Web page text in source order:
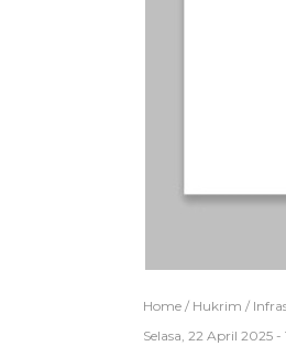
Home / Hukrim /
Selasa, 22 April 2025 -